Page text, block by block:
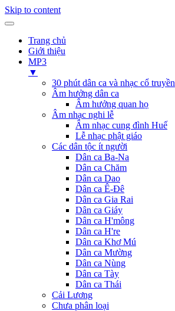
Skip to content
Trang chủ
Giới thiệu
MP3
▼
30 phút dân ca và nhạc cổ truyền
Âm hưởng dân ca
Âm hưởng quan họ
Âm nhạc nghi lễ
Âm nhạc cung đình Huế
Lễ nhạc phật giáo
Các dân tộc ít người
Dân ca Ba-Na
Dân ca Chăm
Dân ca Dao
Dân ca Ê-Đê
Dân ca Gia Rai
Dân ca Giáy
Dân ca H'mông
Dân ca H're
Dân ca Khơ Mú
Dân ca Mường
Dân ca Nùng
Dân ca Tày
Dân ca Thái
Cải Lương
Chưa phân loại